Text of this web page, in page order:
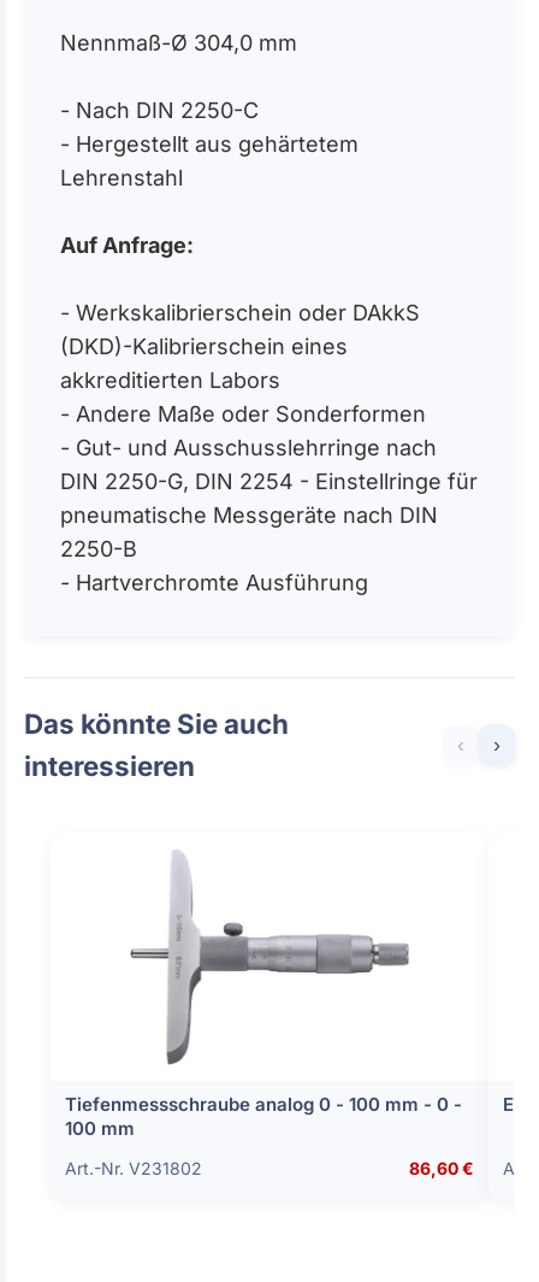
Nennmaß-Ø 304,0 mm
- Nach DIN 2250-C
- Hergestellt aus gehärtetem
Lehrenstahl
Auf Anfrage:
- Werkskalibrierschein oder DAkkS
(DKD)-Kalibrierschein eines
akkreditierten Labors
- Andere Maße oder Sonderformen
- Gut- und Ausschusslehrringe nach
DIN 2250-G, DIN 2254 - Einstellringe für
pneumatische Messgeräte nach DIN
2250-B
- Hartverchromte Ausführung
Das könnte Sie auch
interessieren
‹ ›
Tiefenmessschraube analog 0 - 100 mm - 0 -
100 mm
Art.-Nr. V231802 86,60 €